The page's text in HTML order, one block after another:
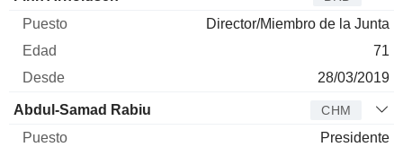
Director/Miembro de la Junta
71
28/03/2019
Abdul-Samad Rabiu CHM
Presidente